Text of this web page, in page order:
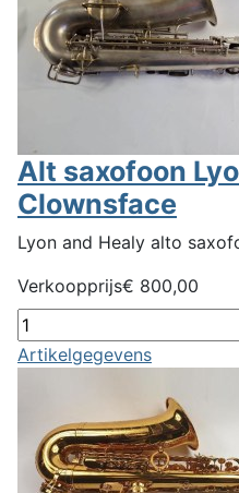
Alt saxofoon
Clownsface
Lyon and Healy alto
Verkoopprijs€ 800,00
Artikelgegevens